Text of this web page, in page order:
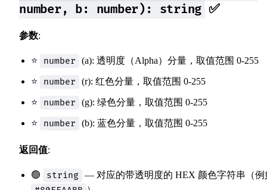
number, b: number): string ✅
参数:
⭐ number (a): 透明度（Alpha）分量，取值范围 0-255
⭐ number (r): 红色分量，取值范围 0-255
⭐ number (g): 绿色分量，取值范围 0-255
⭐ number (b): 蓝色分量，取值范围 0-255
返回值:
🟢 string
— 对应的带透明度的 HEX 颜色字符串（例